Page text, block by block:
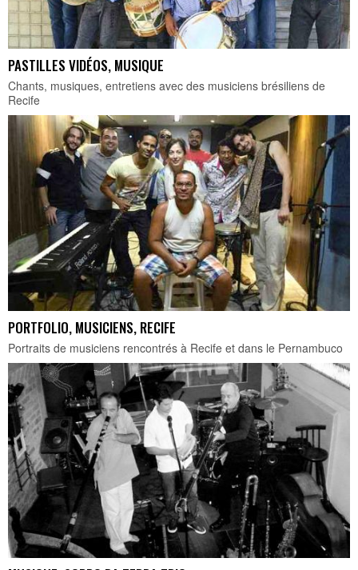
PASTILLES VIDÉOS, MUSIQUE
Chants, musiques, entretiens avec des musiciens brésiliens de
Recife
PORTFOLIO, MUSICIENS, RECIFE
Portraits de musiciens rencontrés à Recife et dans le Pernambuco